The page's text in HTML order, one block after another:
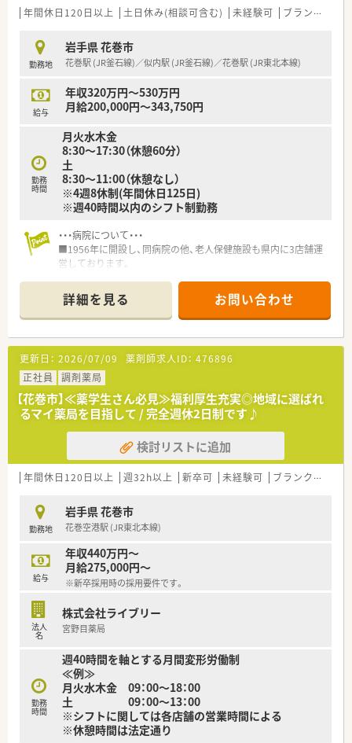
年間休日120日以上 土日休み(相談可含む) 未経験可 ブランク可
勤務地
岩手県 花巻市
花巻駅 (JR釜石線)／似内駅 (JR釜石線)／花巻駅 (JR東北本線)
給与
年収320万円～530万円
月給200,000円～343,750円
勤務
時間
月火水木金
8:30～17:30（休憩60分）
土
8:30～11:00（休憩なし）
※4週8休制(年間休日125日)
※週40時間以内のシフト制勤務
・・・病院について・・・
■1956年に開設し、同病院の他、老人保健施設も県内に3店舗運
営しております。
病棟48床、急性期36床）の病床数を設けています。
中程度の疾患層の患者様が多く入院されています。
院内処方はもちろんですが、近隣の医療機関からの処方も受け付
けています。
■4週8休の休暇制度を設けているため、オンオフの切り替えよ
くご就業できる環境です。
また、年間休日も125日あるため、長期のお休みも取得可能で
す。
■転居を伴う転勤はないため、地域に根付いて長く働くことが出
来ます。
・・・就業ポイント・・・
■療養が中心ではありますが、急性期もあるため、様々な処方に
携わることができ、経験を少しずつ積んでいける環境です。
制が整っているため安心して就業いただけます。
■最大17時半までのシフトであり、残業時間も月5時間程度と少
なく、プライベートとも両立がしやすい環境です♪
・・・こんな方にオススメ・・・
■病院未経験OK！少しずつでも経験を積める環境で働きたい方
■転勤なく腰を据えて長く働きたい方
を実現したい方
詳細を見る お問い合わせ
更新日： 2026/07/09 薬剤師求人ID： 476896
正社員
調剤薬局
【花巻市】≪薬学生さん必見≫福利厚生充実◎地域に選ばれ
るマイ薬局を目指して / 完全週休2日制です♪
検討リストに追加
年間休日120日以上 週32h以上 新卒可 未経験可 ブランク可
勤務地
岩手県 花巻市
花巻空港駅 (JR東北本線)
給与
年収440万円～
月給275,000円～
※新卒採用時の採用要件です。
法人
名
株式会社ライブリー
宮野目薬局
勤務
時間
週40時間を軸とする月間変形労働制
≪例≫
月火水木金 09：00～18：00
土 09：00～13：00
※シフトに関しては各店舗の営業時間による
※休憩時間は法定通り